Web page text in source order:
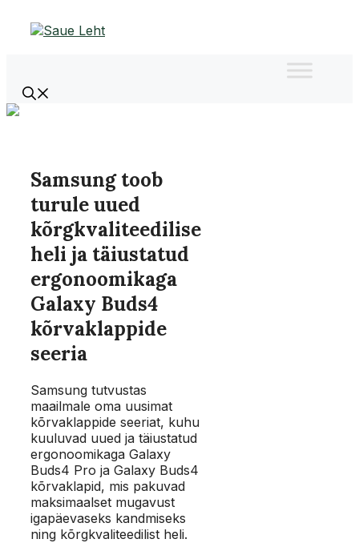
Samsung toob
turule uued
kõrgkvaliteedilise
heli ja täiustatud
ergonoomikaga
Galaxy Buds4
kõrvaklappide
seeria
Samsung tutvustas
maailmale oma uusimat
kõrvaklappide seeriat, kuhu
kuuluvad uued ja täiustatud
ergonoomikaga Galaxy
Buds4 Pro ja Galaxy Buds4
kõrvaklapid, mis pakuvad
maksimaalset mugavust
igapäevaseks kandmiseks
ning kõrgkvaliteedilist heli.